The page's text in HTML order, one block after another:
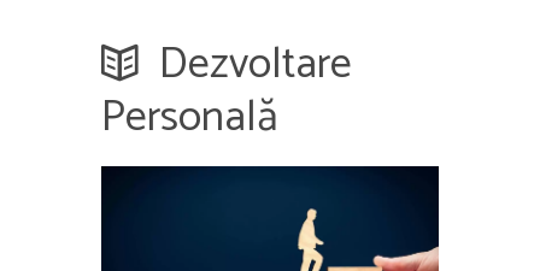
Dezvoltare
Personală